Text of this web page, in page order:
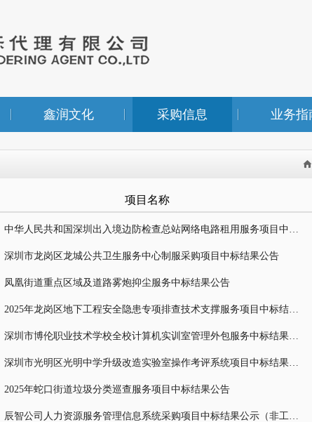
鑫润文化 采购信息 业务指

项目名称
中华人民共和国深圳出入境边防检查总站网络电路租用服务项目中标结果公告
深圳市龙岗区龙城公共卫生服务中心制服采购项目中标结果公告
凤凰街道重点区域及道路雾炮抑尘服务中标结果公告
2025年龙岗区地下工程安全隐患专项排查技术支撑服务项目中标结果公告
深圳市博伦职业技术学校全校计算机实训室管理外包服务中标结果公告
深圳市光明区光明中学升级改造实验室操作考评系统项目中标结果公告
2025年蛇口街道垃圾分类巡查服务项目中标结果公告
辰智公司人力资源服务管理信息系统采购项目中标结果公示（非工程类）